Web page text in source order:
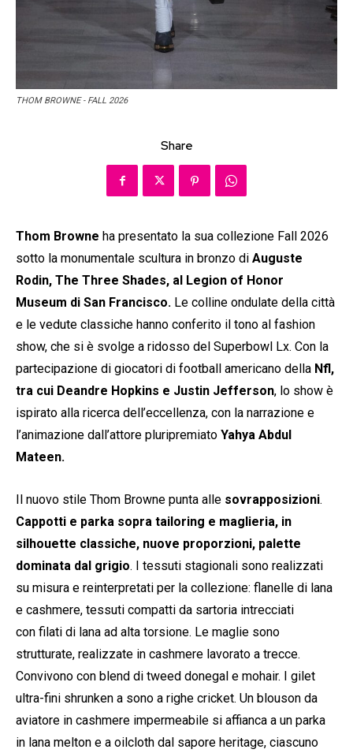
THOM BROWNE - FALL 2026
Share
Thom Browne ha presentato la sua collezione Fall 2026
sotto la monumentale scultura in bronzo di Auguste
Rodin, The Three Shades, al Legion of Honor
Museum di San Francisco. Le colline ondulate della città
e le vedute classiche hanno conferito il tono al fashion
show, che si è svolge a ridosso del Superbowl Lx. Con la
partecipazione di giocatori di football americano della Nfl,
tra cui Deandre Hopkins e Justin Jefferson, lo show è
ispirato alla ricerca dell’eccellenza, con la narrazione e
l’animazione dall’attore pluripremiato Yahya Abdul
Mateen.
Il nuovo stile Thom Browne punta alle sovrapposizioni.
Cappotti e parka sopra tailoring e maglieria, in
silhouette classiche, nuove proporzioni, palette
dominata dal grigio. I tessuti stagionali sono realizzati
su misura e reinterpretati per la collezione: flanelle di lana
e cashmere, tessuti compatti da sartoria intrecciati
con filati di lana ad alta torsione. Le maglie sono
strutturate, realizzate in cashmere lavorato a trecce.
Convivono con blend di tweed donegal e mohair. I gilet
ultra-fini shrunken a sono a righe cricket. Un blouson da
aviatore in cashmere impermeabile si affianca a un parka
in lana melton e a oilcloth dal sapore heritage, ciascuno